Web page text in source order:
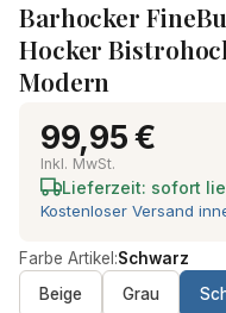
Barhocker
Hocker
Modern
99,95 €
Inkl. MwSt.
Lieferzeit: sofort
Kostenloser Versand
Farbe Artikel:Schwarz
Beige
Grau